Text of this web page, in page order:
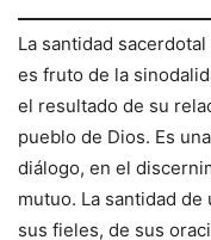
La santidad
es fruto de la
el resultado de su
pueblo de Dios. Es
diálogo, en el
mutuo. La santidad
sus fieles, de sus